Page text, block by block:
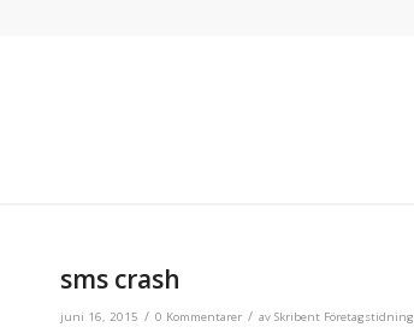
sms crash
juni 16, 2015 / 0 Kommentarer / av Skribent Företagstidning